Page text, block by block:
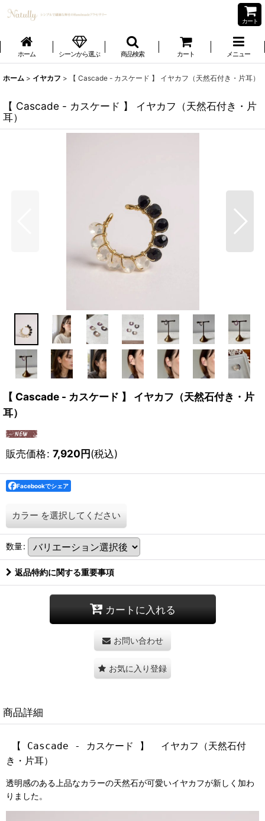
カート
ホーム シーンから選ぶ 商品検索 カート メニュー
ホーム > イヤカフ > 【 Cascade - カスケード 】 イヤカフ（天然石付き・片耳）
【 Cascade - カスケード 】 イヤカフ（天然石付き・片
耳）
【 Cascade - カスケード 】 イヤカフ（天然石付き・片
耳）
販売価格: 7,920円(税込)
Facebookでシェア
カラー を選択してください
数量:
返品特約に関する重要事項
カートに入れる
お問い合わせ
お気に入り登録
商品詳細
【 Cascade - カスケード 】 イヤカフ（天然石付
き・片耳）
透明感のある上品なカラーの天然石が可愛いイヤカフが新しく加わ
りました。